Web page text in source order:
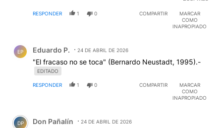
de nacer en la zona conocida como Pampa Húmeda,
otros no y deben buscar en la montañas su futuro
RESPONDER 1 0 COMPARTIR
MARCAR
COMO
INAPROPIADO
EP Eduardo P. 24 DE ABRIL DE 2026
"El fracaso no se toca" (Bernardo Neustadt, 1995).-
EDITADO
RESPONDER 1 0 COMPARTIR
MARCAR
COMO
INAPROPIADO
Comentario de Don Pañalín.
DP Don Pañalín 24 DE ABRIL DE 2026